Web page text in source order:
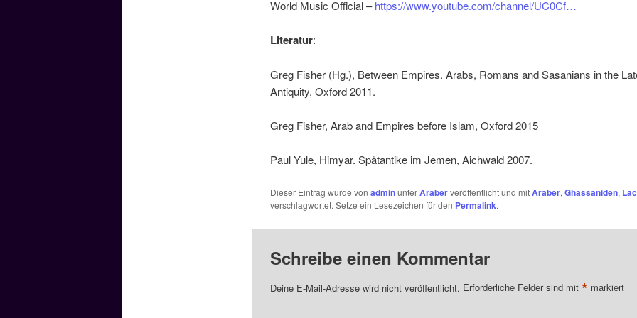
World Music Official –https://www.youtube.com/channel/UC0Cf…
Literatur:
Greg Fisher (Hg.), Between Empires. Arabs, Romans and Sasanians in the
Antiquity, Oxford 2011.
Greg Fisher, Arab and Empires before Islam, Oxford 2015
Paul Yule, Himyar. Spätantike im Jemen, Aichwald 2007.
Dieser Eintrag wurde von adminunterAraberveröffentlicht und mitAraber, Ghassaniden,
verschlagwortet. Setze ein Lesezeichen für den Permalink.
Schreibe einen Kommentar
Deine E-Mail-Adresse wird nicht veröffentlicht. Erforderliche Felder sind mit * markiert